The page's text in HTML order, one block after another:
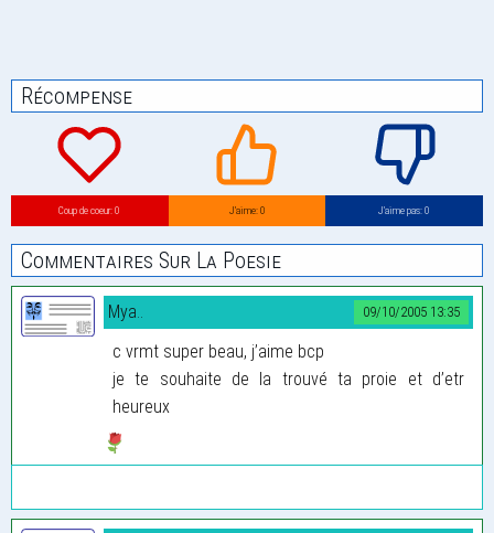
Récompense
Coup de coeur: 0 J’aime: 0 J’aime pas: 0
Commentaires Sur La Poesie
09/10/2005 13:35
Mya..
c vrmt super beau, j’aime bcp
je te souhaite de la trouvé ta proie et d’etr
heureux